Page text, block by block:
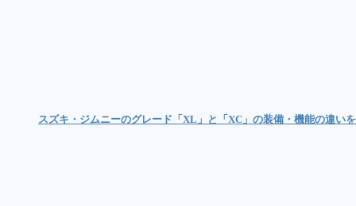
スズキ・ジムニーのグレード「XL」と「XC」の装備・機能の違い